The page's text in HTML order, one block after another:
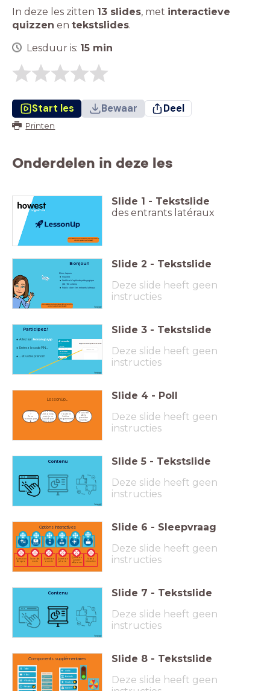
In deze les zitten 13 slides, met interactieve
quizzen en tekstslides.
Lesduur is: 15 min
Start les Bewaar Deel
Printen
Onderdelen in deze les
Merci de démarrer votre ordinateur / d'activer la rotation
automatique de votre portable🙏🏻
Slide 1 - Tekstslide
des entrants latéraux
Bonjour!
Elien Jaques
Howest
Certificat d'aptitude pédagogique
(60 / 90 crédits)
Public cible : les entrants latéraux
Merci de démarrer votre ordinateur / d'activer la rotation
automatique de votre portable🙏🏻
Slide 2 - Tekstslide
Deze slide heeft geen
instructies
Participez!
Allez surlessonup.app
Entrez le code PIN ...
... et votre prénom
Slide 3 - Tekstslide
Deze slide heeft geen
instructies
LessonUp...
LessonWhut
?
Je ne
connais pas
🤷.
Je connais
LessonUp,
mais je ne
l'utilise pas
(encore).
Je connais
l'outil et
l'utilise
(fréquemment
Je suis fan
de la
première
heure🙋!
Slide 4 - Poll
Deze slide heeft geen
instructies
Contenu Slide 5 - Tekstslide
Deze slide heeft geen
instructies
Options interactives
Question
de quiz
Toile de
mots
Question
ouverte
Question
photo
Question
glisser-
déposer
Vidéo
interactive
Slide 6 - Sleepvraag
Deze slide heeft geen
instructies
Contenu Slide 7 - Tekstslide
Deze slide heeft geen
instructies
Components supplémentaires Slide 8 - Tekstslide
Deze slide heeft geen